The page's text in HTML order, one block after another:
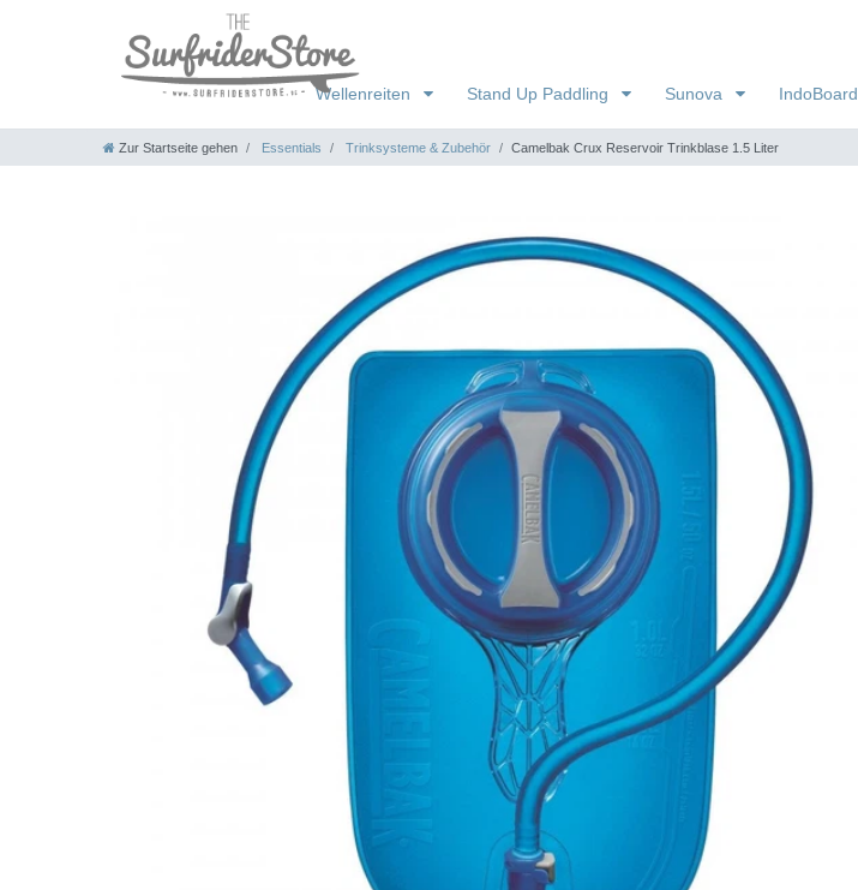
Wellenreiten Stand Up Paddling Sunova IndoBoard
Zur Startseite gehen Essentials Trinksysteme & Zubehör Camelbak Crux Reservoir Trinkblase 1.5 Liter